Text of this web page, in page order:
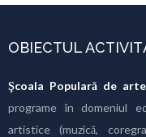
OBIECTUL
Şcoala Populară de
programe în domeniul
artistice (muzică,